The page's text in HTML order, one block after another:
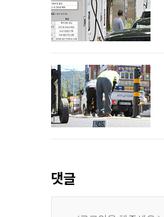
댓글